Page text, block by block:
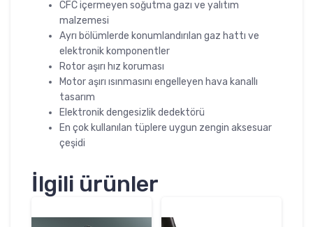
CFC içermeyen soğutma gazı ve yalıtım
malzemesi
Ayrı bölümlerde konumlandırılan gaz hattı ve
elektronik komponentler
Rotor aşırı hız koruması
Motor aşırı ısınmasını engelleyen hava kanallı
tasarım
Elektronik dengesizlik dedektörü
En çok kullanılan tüplere uygun zengin aksesuar
çeşidi
İlgili ürünler